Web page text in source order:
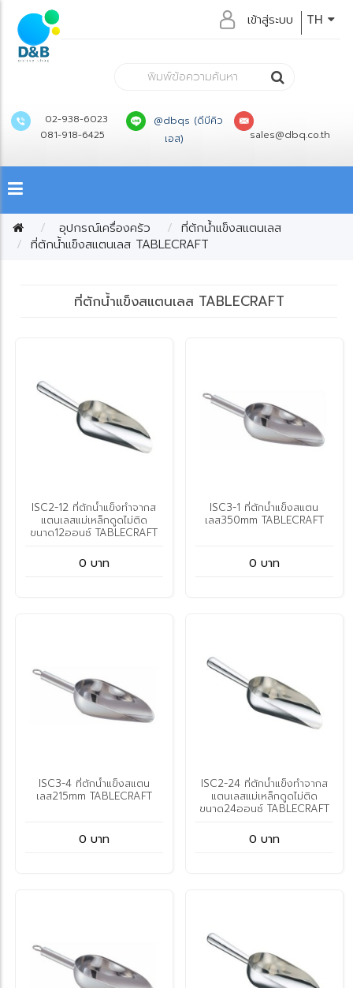
TH
เข้าสู่ระบบ
02-938-6023
081-918-6425
@dbqs (ดีบีคิว
เอส)
sales@dbq.co.th
อุปกรณ์เครื่องครัว
ที่ตักน้ำแข็งสแตนเลส
ที่ตักน้ำแข็งสแตนเลส TABLECRAFT
ที่ตักน้ำแข็งสแตนเลส TABLECRAFT
ISC2-12 ที่ตักน้ำแข็งทำจากส
แตนเลสแม่เหล็กดูดไม่ติด
ขนาด12ออนซ์ TABLECRAFT
0 บาท
ISC3-1 ที่ตักน้ำแข็งสแตน
เลส350mm TABLECRAFT
0 บาท
ISC3-4 ที่ตักน้ำแข็งสแตน
เลส215mm TABLECRAFT
0 บาท
ISC2-24 ที่ตักน้ำแข็งทำจากส
แตนเลสแม่เหล็กดูดไม่ติด
ขนาด24ออนซ์ TABLECRAFT
0 บาท